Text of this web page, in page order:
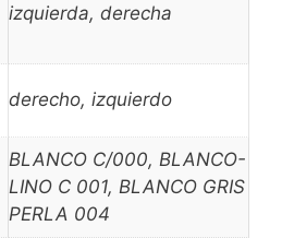
izquierda, derecha
derecho, izquierdo
BLANCO C/000, BLANCO-
LINO C 001, BLANCO GRIS
PERLA 004